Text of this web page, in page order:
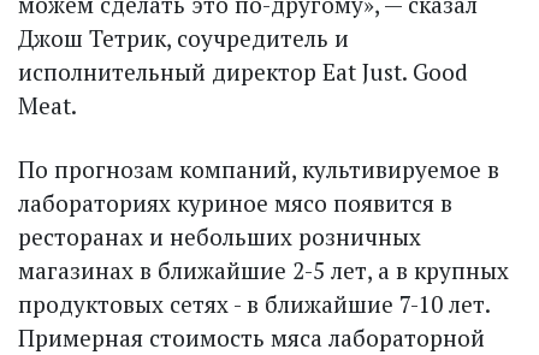
Джош Тетрик, соучредитель и
исполнительный директор Eat Just. Good
Meat.
По прогнозам компаний, культивируемое в
лабораториях куриное мясо появится в
ресторанах и небольших розничных
магазинах в ближайшие 2-5 лет, а в крупных
продуктовых сетях - в ближайшие 7-10 лет.
Примерная стоимость мяса лабораторной